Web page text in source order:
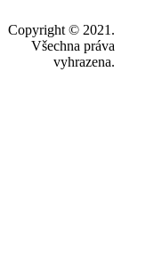
Copyright © 2021.
Všechna práva
vyhrazena.